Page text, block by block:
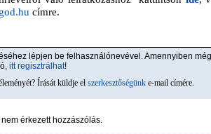
címre.
lépjen be felhasználónevével. Amennyiben
itt regisztrálhat!
Írását küldje el szerkesztőségünk e-mail címére.
érkezett hozzászólás.